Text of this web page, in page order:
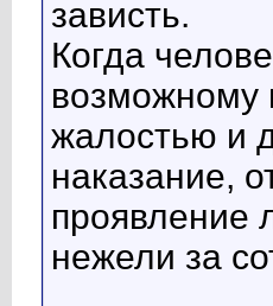
зависть.
Когда
возможному
жалостью и
наказание,
проявление
нежели за